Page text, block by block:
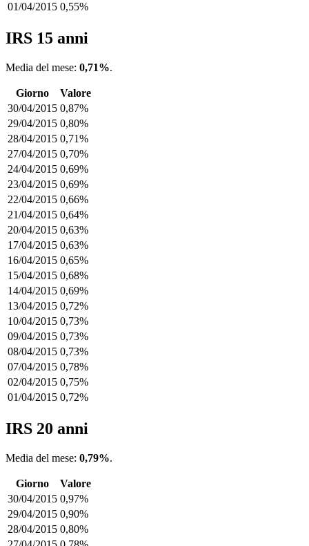
01/04/2015 0,55%
IRS 15 anni
Media del mese: 0,71%.
Giorno
Valore
30/04/2015 0,87%
29/04/2015 0,80%
28/04/2015 0,71%
27/04/2015 0,70%
24/04/2015 0,69%
23/04/2015 0,69%
22/04/2015 0,66%
21/04/2015 0,64%
20/04/2015 0,63%
17/04/2015 0,63%
16/04/2015 0,65%
15/04/2015 0,68%
14/04/2015 0,69%
13/04/2015 0,72%
10/04/2015 0,73%
09/04/2015 0,73%
08/04/2015 0,73%
07/04/2015 0,78%
02/04/2015 0,75%
01/04/2015 0,72%
IRS 20 anni
Media del mese: 0,79%.
Giorno
Valore
30/04/2015 0,97%
29/04/2015 0,90%
28/04/2015 0,80%